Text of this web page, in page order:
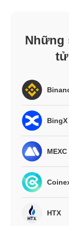
Những
BingX
MEXC
HTX